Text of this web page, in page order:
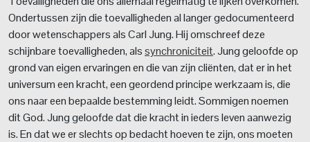
Ondertussen zijn die toevalligheden al langer gedocumenteerd
door wetenschappers als Carl Jung. Hij omschreef deze
schijnbare toevalligheden, alssynchroniciteit. Jung geloofde op
grond van eigen ervaringen en die van zijn cliënten, dat er in het
universum een kracht, een geordend principe werkzaam is, die
ons naar een bepaalde bestemming leidt. Sommigen noemen
dit God. Jung geloofde dat die kracht in ieders leven aanwezig
is. En dat we er slechts op bedacht hoeven te zijn, ons moeten